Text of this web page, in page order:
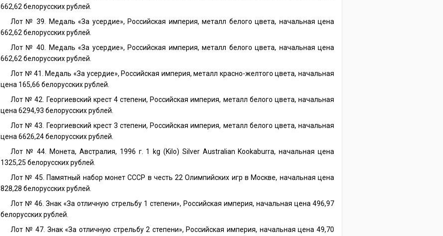
662,62 белорусских рублей.
Лот № 39. Медаль «За усердие», Российская империя, металл белого цвета, начальная цена
662,62 белорусских рублей.
Лот № 40. Медаль «За усердие», Российская империя, металл белого цвета, начальная цена
662,62 белорусских рублей.
Лот № 41. Медаль «За усердие», Российская империя, металл красно-желтого цвета, начальная
цена 165,66 белорусских рублей.
Лот № 42. Георгиевский крест 4 степени, Российская империя, металл белого цвета, начальная
цена 6294,93 белорусских рублей.
Лот № 43. Георгиевский крест 3 степени, Российская империя, металл белого цвета, начальная
цена 6626,24 белорусских рублей.
Лот № 44. Монета, Австралия, 1996 г. 1 kg (Kilo) Silver Australian Kookaburra, начальная цена
1325,25 белорусских рублей.
Лот № 45. Памятный набор монет СССР в честь 22 Олимпийских игр в Москве, начальная цена
828,28 белорусских рублей.
Лот № 46. Знак «За отличную стрельбу 1 степени», Российская империя, начальная цена 496,97
белорусских рублей.
Лот № 47. Знак «За отличную стрельбу 2 степени», Российская империя, начальная цена 49,70